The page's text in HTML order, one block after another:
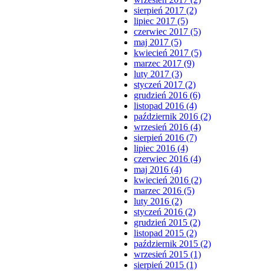
sierpień 2017 (2)
lipiec 2017 (5)
czerwiec 2017 (5)
maj 2017 (5)
kwiecień 2017 (5)
marzec 2017 (9)
luty 2017 (3)
styczeń 2017 (2)
grudzień 2016 (6)
listopad 2016 (4)
październik 2016 (2)
wrzesień 2016 (4)
sierpień 2016 (7)
lipiec 2016 (4)
czerwiec 2016 (4)
maj 2016 (4)
kwiecień 2016 (2)
marzec 2016 (5)
luty 2016 (2)
styczeń 2016 (2)
grudzień 2015 (2)
listopad 2015 (2)
październik 2015 (2)
wrzesień 2015 (1)
sierpień 2015 (1)